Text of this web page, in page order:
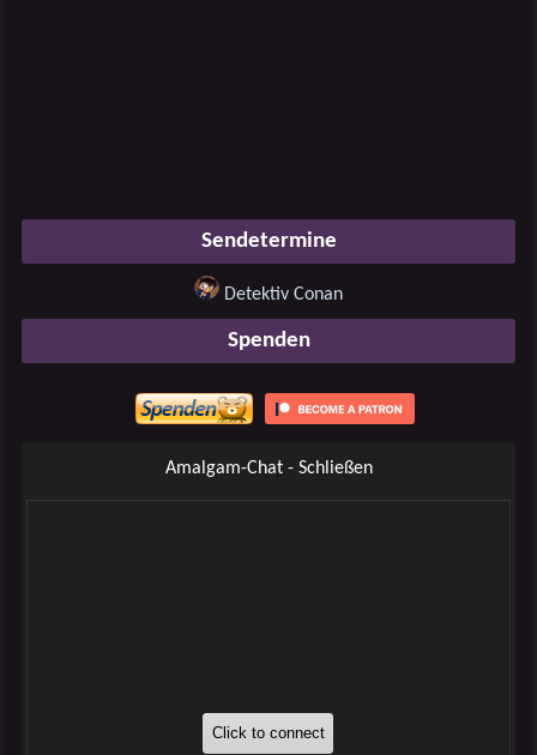
Sendetermine
Detektiv Conan
Spenden
Amalgam-Chat - Schließen